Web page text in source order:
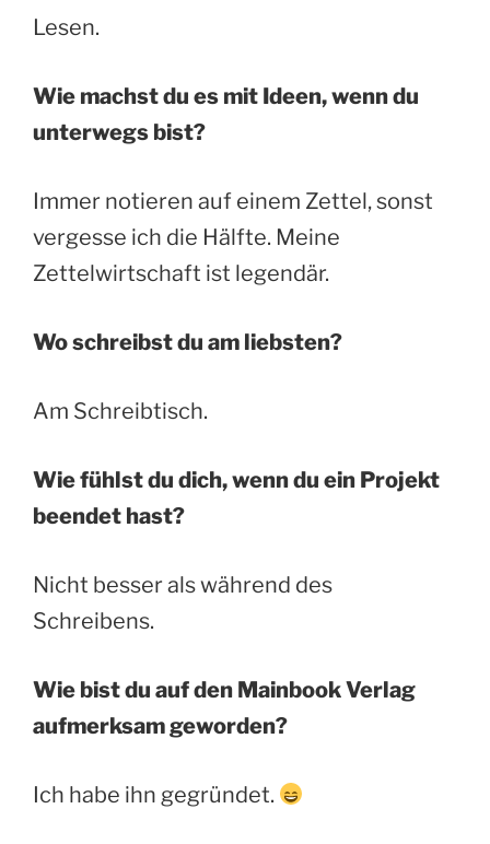
Lesen.
Wie machst du es mit Ideen, wenn du
unterwegs bist?
Immer notieren auf einem Zettel, sonst
vergesse ich die Hälfte. Meine
Zettelwirtschaft ist legendär.
Wo schreibst du am liebsten?
Am Schreibtisch.
Wie fühlst du dich, wenn du ein Projekt
beendet hast?
Nicht besser als während des
Schreibens.
Wie bist du auf den Mainbook Verlag
aufmerksam geworden?
Ich habe ihn gegründet.